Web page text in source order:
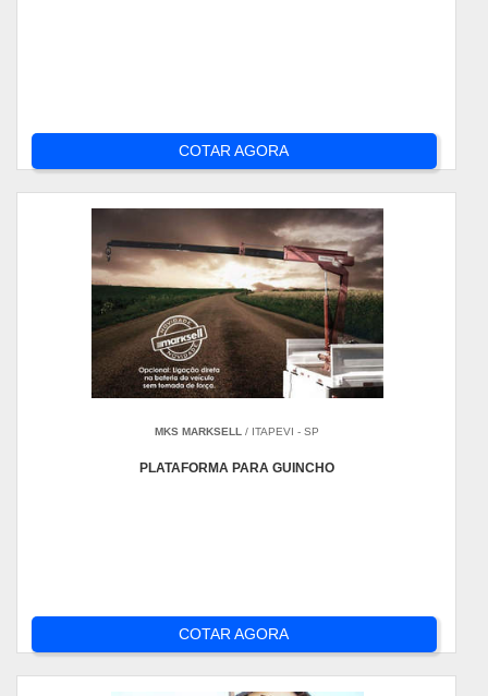
COTAR AGORA
MKS MARKSELL / ITAPEVI - SP
PLATAFORMA PARA GUINCHO
COTAR AGORA